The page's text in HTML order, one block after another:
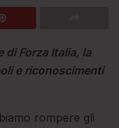
Forza Italia, la
e riconoscimenti
rompere gli